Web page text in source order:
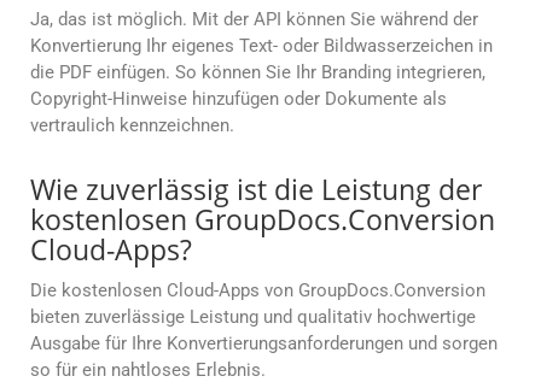
Ja, das ist möglich. Mit der API können Sie während der
Konvertierung Ihr eigenes Text- oder Bildwasserzeichen in
die PDF einfügen. So können Sie Ihr Branding integrieren,
Copyright-Hinweise hinzufügen oder Dokumente als
vertraulich kennzeichnen.
Wie zuverlässig ist die Leistung der
kostenlosen GroupDocs.Conversion
Cloud-Apps?
Die kostenlosen Cloud-Apps von GroupDocs.Conversion
bieten zuverlässige Leistung und qualitativ hochwertige
Ausgabe für Ihre Konvertierungsanforderungen und sorgen
so für ein nahtloses Erlebnis.